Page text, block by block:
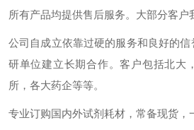
所有产品均提供售后服务。大部分客户
公司自成立依靠过硬的服务和良好的
研单位建立长期合作。客户包括北大
所，各大药企等等。
专业订购国内外试剂耗材，常备现货，